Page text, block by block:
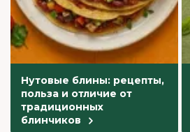
Нутовые блины: рецепты,
польза и отличие от
традиционных
блинчиков